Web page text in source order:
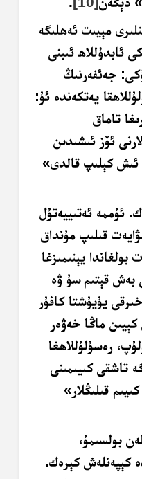
مېيىت ئەھلىگە
ئابدۇللاھ ئىبنى
جەئفەرنىڭ
يەتكەندە ئۇ:
تاماق
ئۆز ئىشىدىن
ئىش كېلىپ قالدى»
ئۇممە ئەتىييەتۇل
قىلىپ مۇنداق
يېنىمىزغا
بەش قېتىم سۇ ۋە
يۇيۇشتا كافۇر
كېيىن ماڭا خەۋەر
رەسۇلۇللاھغا
تاشقى كىيىمىنى
قىلىڭلار»
بولسىمۇ،
كېپەنلەش كېرەك.